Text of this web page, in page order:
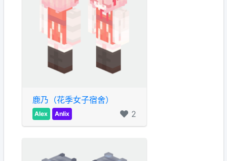
鹿乃（花季女子宿舍）
Alex Anlix 2